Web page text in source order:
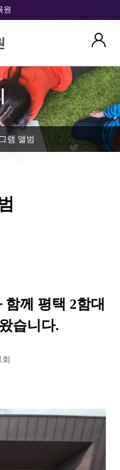
원
램 앨범
함께 평택 2함대
습니다.